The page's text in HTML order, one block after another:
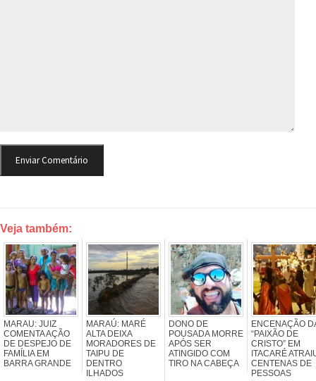
Veja também:
MARAU: JUIZ
COMENTA AÇÃO
DE DESPEJO DE
FAMÍLIA EM
BARRA GRANDE
MARAÚ: MARÉ
ALTA DEIXA
MORADORES DE
TAIPU DE
DENTRO
ILHADOS
DONO DE
POUSADA MORRE
APÓS SER
ATINGIDO COM
TIRO NA CABEÇA
ENCENAÇÃO
“PAIXÃO DE
CRISTO” EM
ITACARÉ
CENTENAS DE
PESSOAS